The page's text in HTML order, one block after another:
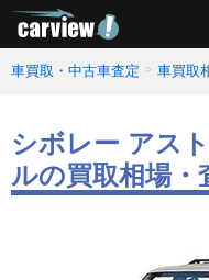
車買取・中古車査定 車買取
シボレー アス
ルの買取相場・